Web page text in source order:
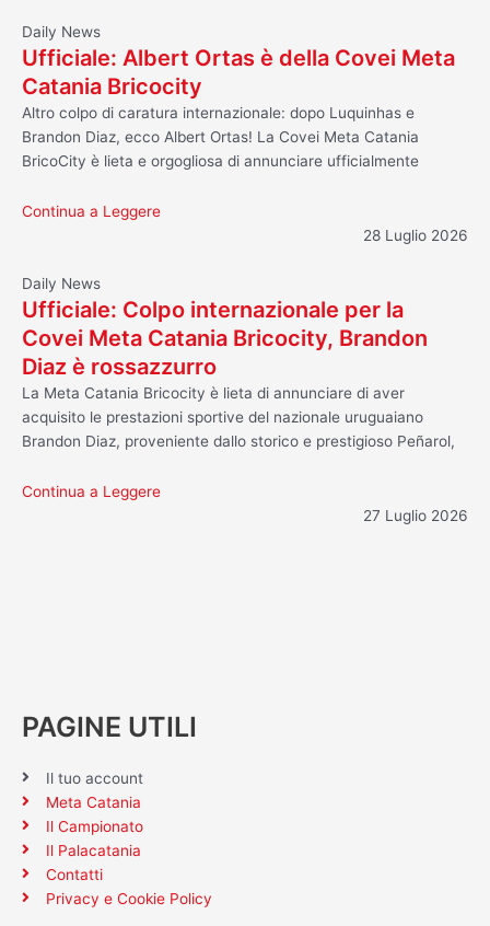
Daily News
Ufficiale: Albert Ortas è della Covei Meta
Catania Bricocity
Altro colpo di caratura internazionale: dopo Luquinhas e
Brandon Diaz, ecco Albert Ortas! La Covei Meta Catania
BricoCity è lieta e orgogliosa di annunciare ufficialmente
Continua a Leggere
28 Luglio 2026
Daily News
Ufficiale: Colpo internazionale per la
Covei Meta Catania Bricocity, Brandon
Diaz è rossazzurro
La Meta Catania Bricocity è lieta di annunciare di aver
acquisito le prestazioni sportive del nazionale uruguaiano
Brandon Diaz, proveniente dallo storico e prestigioso Peñarol,
Continua a Leggere
27 Luglio 2026
PAGINE UTILI
Il tuo account
Meta Catania
Il Campionato
Il Palacatania
Contatti
Privacy e Cookie Policy